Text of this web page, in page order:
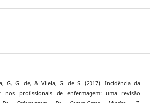
G. G. de, & Vilela, G. de S. (2017). Incidência da
nos profissionais de enfermagem: uma revisão